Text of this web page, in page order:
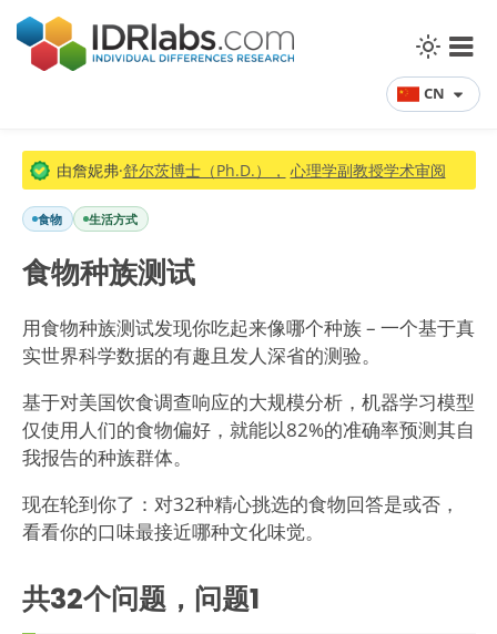
CN
由詹妮弗·舒尔茨博士（Ph.D.）， 心理学副教授学术审阅
食物 生活方式
食物种族测试
用食物种族测试发现你吃起来像哪个种族 – 一个基于真
实世界科学数据的有趣且发人深省的测验。
基于对美国饮食调查响应的大规模分析，机器学习模型
仅使用人们的食物偏好，就能以82%的准确率预测其自
我报告的种族群体。
现在轮到你了：对32种精心挑选的食物回答是或否，
看看你的口味最接近哪种文化味觉。
共32个问题，问题1